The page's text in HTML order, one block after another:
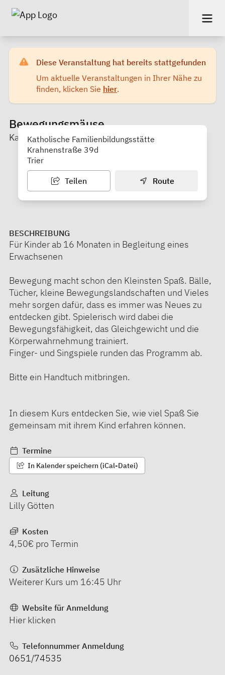
Diese Veranstaltung hat bereits stattgefunden
Um aktuelle Veranstaltungen in Ihrer Nähe zu
finden, klicken Sie hier.
Bewegungsmäuse
Kath. Familienbildungsstätte Trier
Katholische Familienbildungsstätte
Krahnenstraße 39d
Trier
Teilen Route
BESCHREIBUNG
Für Kinder ab 16 Monaten in Begleitung eines
Erwachsenen
Bewegung macht schon den Kleinsten Spaß. Bälle,
Tücher, kleine Bewegungslandschaften und Vieles
mehr sorgen dafür, dass es immer was Neues zu
entdecken gibt. Spielerisch wird dabei die
Bewegungsfähigkeit, das Gleichgewicht und die
Körperwahrnehmung trainiert.
Finger- und Singspiele runden das Programm ab.
Bitte ein Handtuch mitbringen.
In diesem Kurs entdecken Sie, wie viel Spaß Sie
gemeinsam mit ihrem Kind erfahren können.
Termine
In Kalender speichern (iCal-Datei)
Leitung
Lilly Götten
Kosten
4,50€ pro Termin
Zusätzliche Hinweise
Weiterer Kurs um 16:45 Uhr
Website für Anmeldung
Hier klicken
Telefonnummer Anmeldung
0651/74535